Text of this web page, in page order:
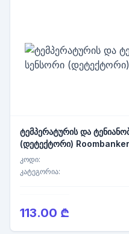
ტემპერატურის და
(დეტექტორი) Roombanker
კოდი:
კატეგორია:
113.00 ₾